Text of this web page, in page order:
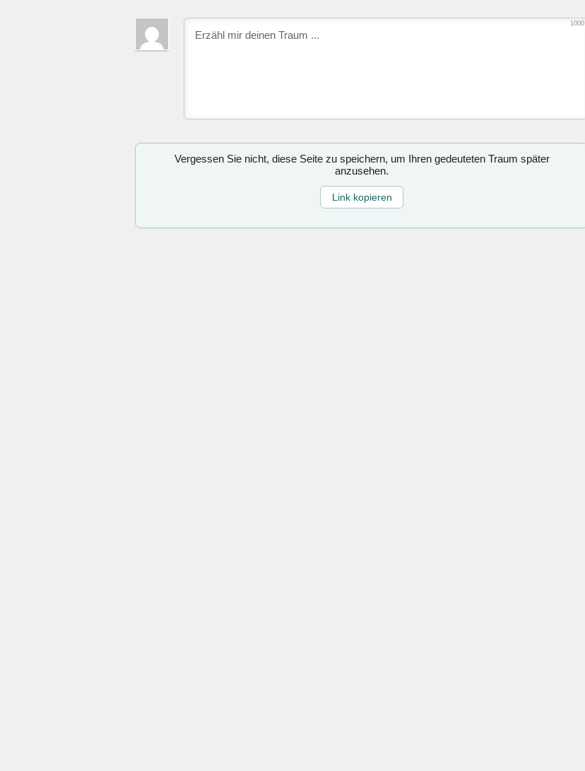
1000
Vergessen Sie nicht, diese Seite zu speichern, um Ihren gedeuteten Traum später
anzusehen.
Link kopieren